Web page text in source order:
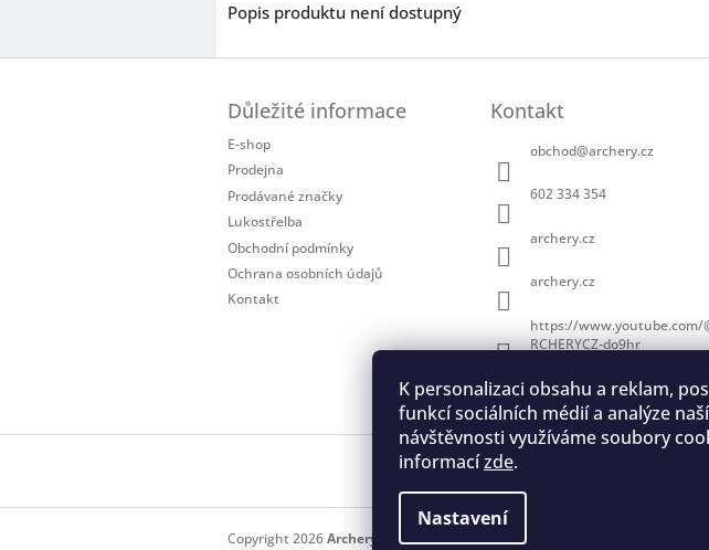
K personalizaci obsahu a reklam,
funkcí sociálních médií a analýze naší
návštěvnosti využíváme soubory
informacízde.
Nastavení
Popis produktu není dostupný
Důležité informace
E-shop
Prodejna
Prodávané značky
Lukostřelba
Obchodní podmínky
Ochrana osobních údajů
Kontakt
Kontakt
obchod@archery.cz
602 334 354
archery.cz
archery.cz
https://www.youtube.com/
RCHERYCZ-do9hr
Registrace na lukostřelbu
Copyright 2026Archery.cz . Všechna práva vyhrazena.